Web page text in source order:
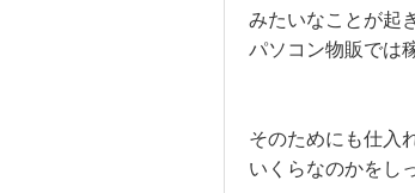
みたいなことが起
パソコン物販では
そのためにも仕入
いくらなのかをし